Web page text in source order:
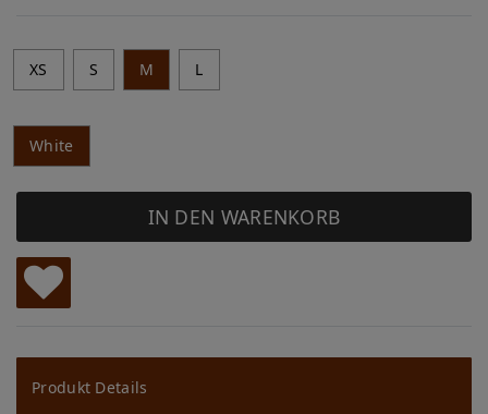
XS S M L
White
IN DEN WARENKORB
W
u
ns
Produkt Details